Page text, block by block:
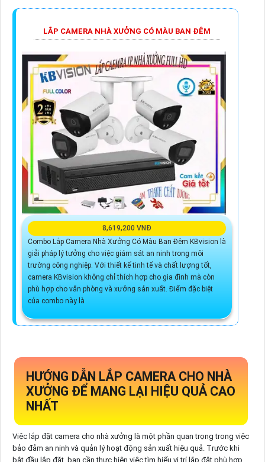
LẮP CAMERA NHÀ XƯỞNG CÓ MÀU BAN ĐÊM
8,619,200 VNĐ
Combo Lắp Camera Nhà Xưởng Có Màu Ban Đêm KBvision là
giải pháp lý tưởng cho việc giám sát an ninh trong môi
trường công nghiệp. Với thiết kế tinh tế và chất lượng tốt,
camera KBvision không chỉ thích hợp cho gia đình mà còn
phù hợp cho văn phòng và xưởng sản xuất. Điểm đặc biệt
của combo này là
HƯỚNG DẪN LẮP CAMERA CHO NHÀ
XƯỞNG ĐỂ MANG LẠI HIỆU QUẢ CAO
NHẤT
Việc lắp đặt camera cho nhà xưởng là một phần quan trọng trong việc
bảo đảm an ninh và quản lý hoạt động sản xuất hiệu quả. Trước khi
bắt đầu lắp đặt, bạn cần thực hiện việc tìm hiểu vị trí lắp đặt phù hợp